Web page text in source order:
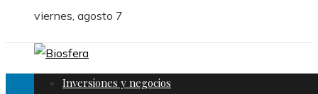
viernes, agosto 7
Inversiones y negocios